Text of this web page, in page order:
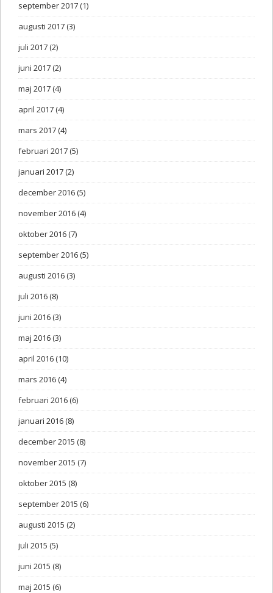
september 2017(1)
augusti 2017(3)
juli 2017(2)
juni 2017(2)
maj 2017(4)
april 2017(4)
mars 2017(4)
februari 2017(5)
januari 2017(2)
december 2016(5)
november 2016(4)
oktober 2016(7)
september 2016(5)
augusti 2016(3)
juli 2016(8)
juni 2016(3)
maj 2016(3)
april 2016(10)
mars 2016(4)
februari 2016(6)
januari 2016(8)
december 2015 (8)
november 2015 (7)
oktober 2015 (8)
september 2015 (6)
augusti 2015 (2)
juli 2015 (5)
juni 2015 (8)
maj 2015 (6)